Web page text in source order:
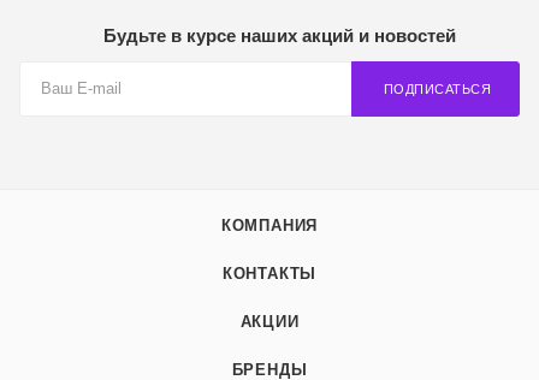
Будьте в курсе наших акций и новостей
ПОДПИСАТЬСЯ
КОМПАНИЯ
КОНТАКТЫ
АКЦИИ
БРЕНДЫ